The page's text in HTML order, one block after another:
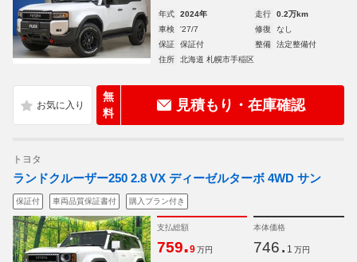
年式 2024年 走行
0.2万km
車検
'27/7 修復
なし
保証
保証付 整備
法定整備付
住所
北海道 札幌市手稲区
無
料
見積もり・在庫確認
トヨタ
ランドクルーザー250 2.8 VX ディーゼルターボ 4WD サン
保証付 車両品質保証書付 購入プラン付き
支払総額
759.9 万円
本体価格
746. 1 万円